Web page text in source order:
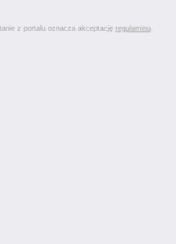
z portalu oznacza akceptację regulaminu.